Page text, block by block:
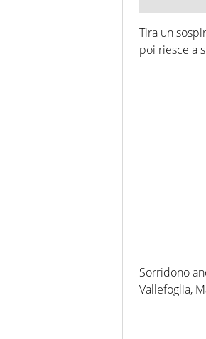
Tira un
poi riesce a
Sorridono
Vallefoglia,